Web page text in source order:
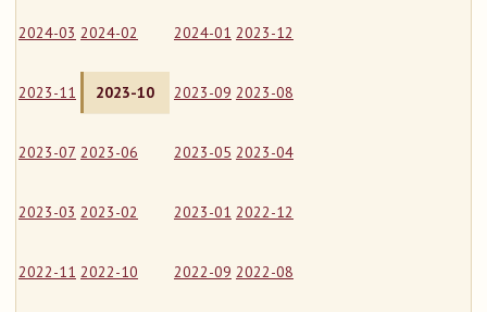
2024-03 2024-02 2024-01 2023-12
2023-11 2023-10 2023-09 2023-08
2023-07 2023-06 2023-05 2023-04
2023-03 2023-02 2023-01 2022-12
2022-11 2022-10 2022-09 2022-08